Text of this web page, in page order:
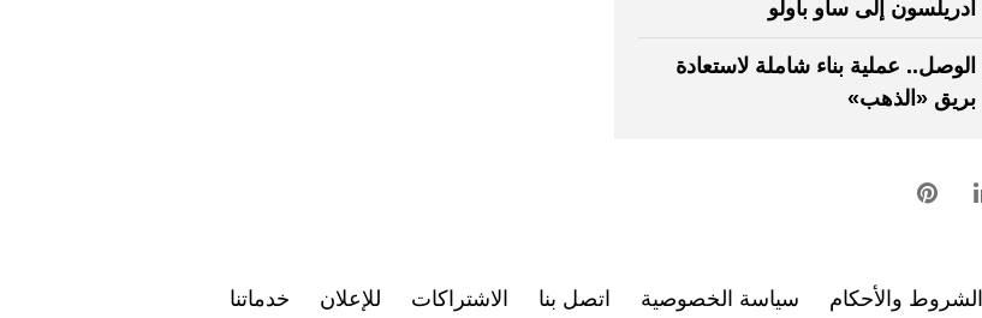
أدريلسون إلى ساو باولو
الوصل.. عملية بناء شاملة لاستعادة
بريق «الذهب»
الشروط والأحكام سياسة الخصوصية اتصل بنا الاشتراكات للإعلان خدماتنا